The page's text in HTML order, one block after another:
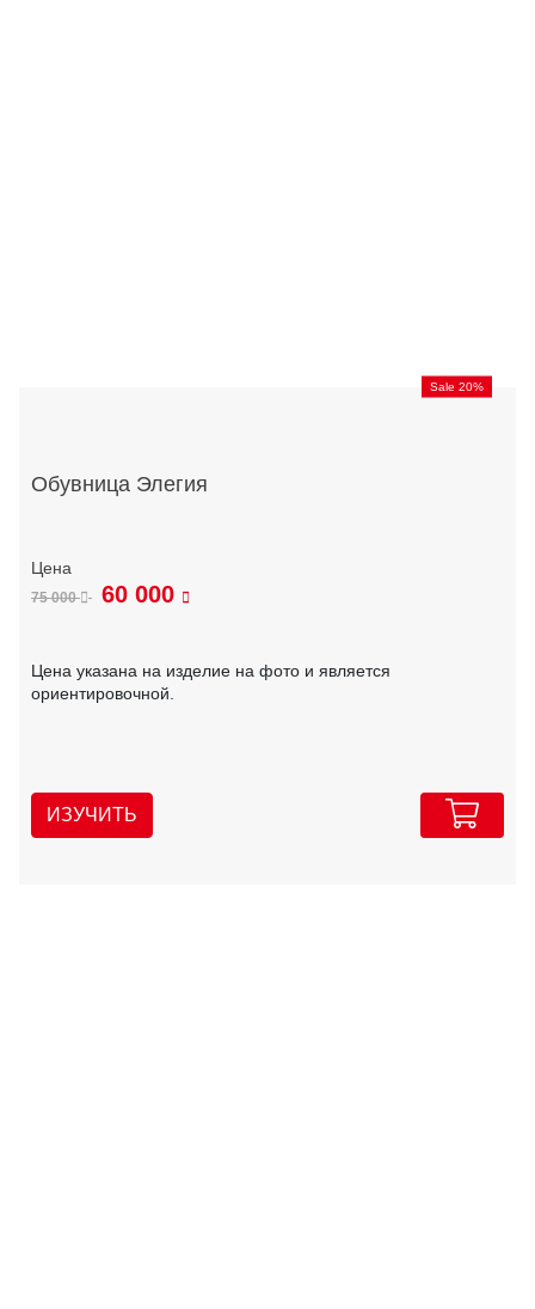
Sale 20%
Обувница Элегия
75 000 60 000
Цена указана на изделие на фото и является
ориентировочной.
ИЗУЧИТЬ